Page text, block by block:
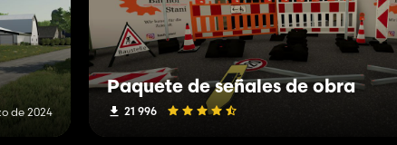
de 2024
Paquete de señales de obra
21 996